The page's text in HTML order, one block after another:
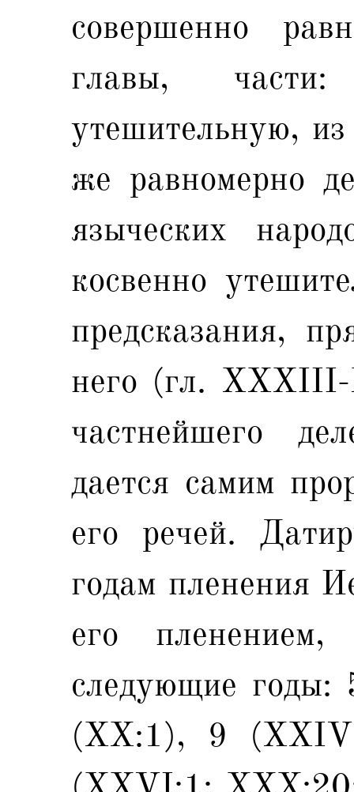
совершенно
главы,
утешительную,
же равномерно
языческих
косвенно
предсказания,
него (гл.
частнейшего
дается самим
его речей.
годам пленения
его
следующие
(XX:1), 9